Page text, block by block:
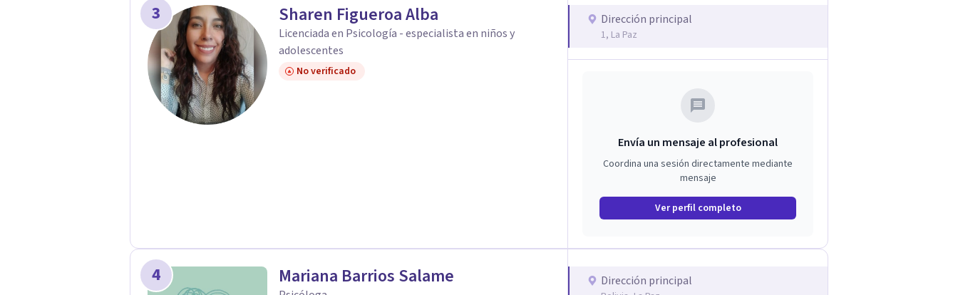
3 Sharen Figueroa Alba
Licenciada en Psicología - especialista en niños y
adolescentes
No verificado
Dirección principal
1, La Paz
Envía un mensaje al profesional
Coordina una sesión directamente mediante
mensaje
Ver perfil completo
4 Mariana Barrios Salame Dirección principal